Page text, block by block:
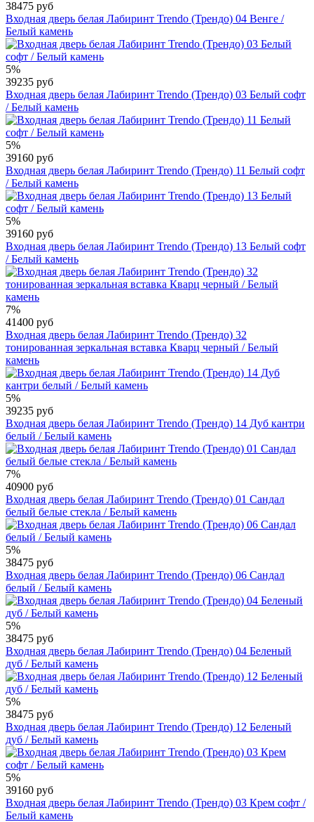
38475 руб
Входная дверь белая Лабиринт Trendo (Трендо) 04 Венге /
Белый камень
5%
39235 руб
Входная дверь белая Лабиринт Trendo (Трендо) 03 Белый софт
/ Белый камень
5%
39160 руб
Входная дверь белая Лабиринт Trendo (Трендо) 11 Белый софт
/ Белый камень
5%
39160 руб
Входная дверь белая Лабиринт Trendo (Трендо) 13 Белый софт
/ Белый камень
7%
41400 руб
Входная дверь белая Лабиринт Trendo (Трендо) 32
тонированная зеркальная вставка Кварц черный / Белый
камень
5%
39235 руб
Входная дверь белая Лабиринт Trendo (Трендо) 14 Дуб кантри
белый / Белый камень
7%
40900 руб
Входная дверь белая Лабиринт Trendo (Трендо) 01 Сандал
белый белые стекла / Белый камень
5%
38475 руб
Входная дверь белая Лабиринт Trendo (Трендо) 06 Сандал
белый / Белый камень
5%
38475 руб
Входная дверь белая Лабиринт Trendo (Трендо) 04 Беленый
дуб / Белый камень
5%
38475 руб
Входная дверь белая Лабиринт Trendo (Трендо) 12 Беленый
дуб / Белый камень
5%
39160 руб
Входная дверь белая Лабиринт Trendo (Трендо) 03 Крем софт /
Белый камень